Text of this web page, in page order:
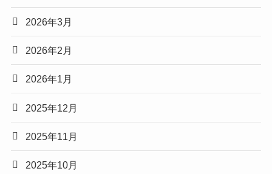
2026年3月
2026年2月
2026年1月
2025年12月
2025年11月
2025年10月